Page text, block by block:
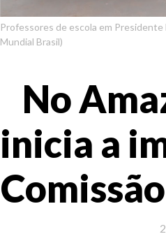
Professores de escola em
Mundial Brasil)
No
inicia a